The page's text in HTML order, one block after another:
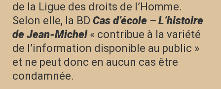
de la Ligue des droits de l’Homme.
Selon elle, la BD Cas d’école – L’histoire
de Jean-Michel« contribue à la variété
de l’information disponible au public »
et ne peut donc en aucun cas être
condamnée.